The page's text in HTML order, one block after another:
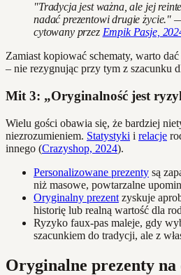
"Tradycja jest ważna, ale jej
nadać prezentowi drugie życie."
cytowany przez Empik Pasje,
Zamiast kopiować schematy, warto
– nie rezygnując przy tym z szacunku
Mit 3: „Oryginalność jest
Wielu gości obawia się, że bardziej
niezrozumieniem. Statystyki i relacje
innego (Crazyshop, 2024).
Personalizowane prezenty są
niż masowe, powtarzalne
Oryginalny prezent zyskuje
historię lub realną wartość dla
Ryzyko faux-pas maleje, gdy
szacunkiem do tradycji, ale z
Oryginalne prezenty